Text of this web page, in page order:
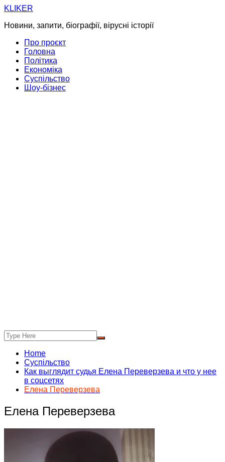
Skip
content
KLIKER
Новини, запити, біографії, вірусні історії
Про проєкт
Головна
Політика
Економіка
Суспільство
Шоу-бізнес
Home
Суспільство
Как выглядит судья Елена Переверзева и что у нее
в соцсетях
Елена Переверзева
Елена Переверзева